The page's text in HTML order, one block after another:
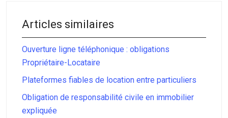
Articles similaires
Ouverture ligne téléphonique : obligations
Propriétaire-Locataire
Plateformes fiables de location entre particuliers
Obligation de responsabilité civile en immobilier
expliquée